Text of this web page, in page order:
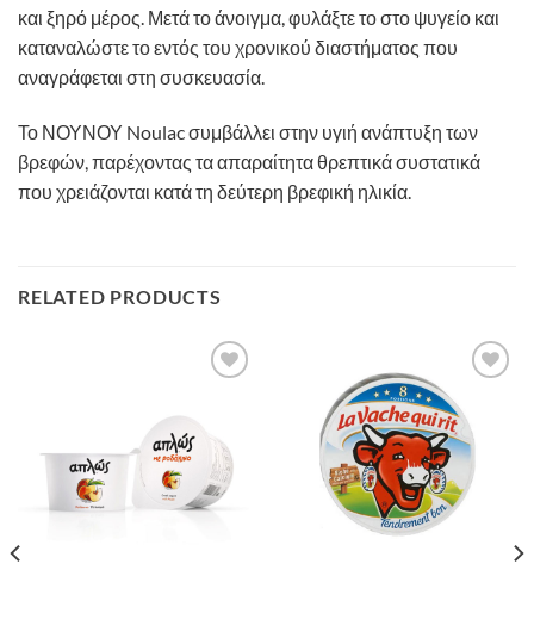
και ξηρό μέρος. Μετά το άνοιγμα, φυλάξτε το στο ψυγείο και
καταναλώστε το εντός του χρονικού διαστήματος που
αναγράφεται στη συσκευασία.
Το ΝΟΥΝΟΥ Noulac συμβάλλει στην υγιή ανάπτυξη των
βρεφών, παρέχοντας τα απαραίτητα θρεπτικά συστατικά
που χρειάζονται κατά τη δεύτερη βρεφική ηλικία.
RELATED PRODUCTS